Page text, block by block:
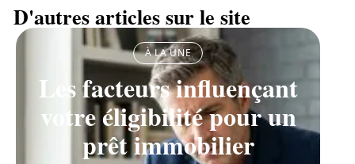
D'autres articles sur le site
À LA UNE
Les facteurs influençant
votre éligibilité pour un
prêt immobilier